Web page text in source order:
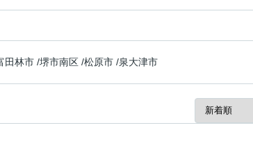
田林市 /堺市南区 /松原市 /泉大津市